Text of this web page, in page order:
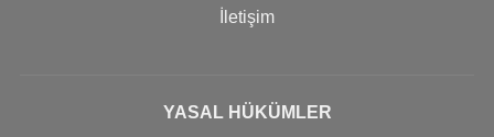
İletişim
YASAL HÜKÜMLER